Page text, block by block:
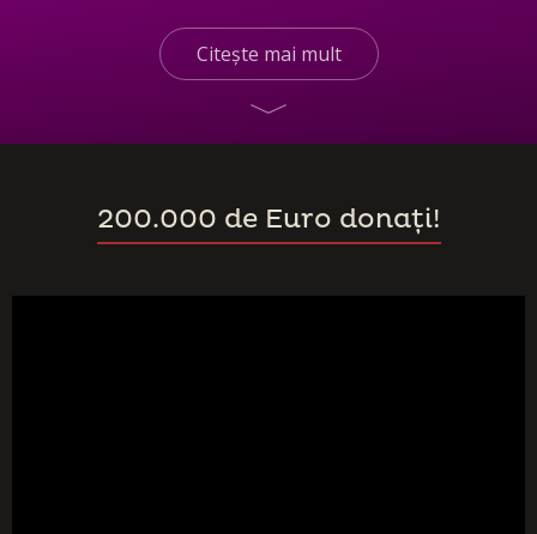
Citește mai mult
200.000 de Euro donați!